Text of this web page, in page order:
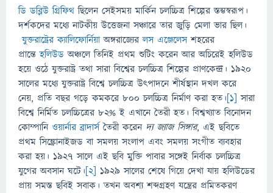
ডি ডব্লিউ গ্রিফিথ ছিলেন সেইসময় মার্কিন চলচ্চিত্র শিল্পের স্তম্ভস্বরূপ।
দর্শকদের মধ্যে নাটকীয় উত্তেজনা সঞ্চারে তার জুড়ি মেলা ভার ছিল।
যুক্তরাষ্ট্রের ক্যালিফোর্নিয়াঅঙ্গরাজ্যেরলস এঞ্জেলেসশহরের
প্রান্তেহলিউড অঞ্চলে তিনিই প্রথম শুটিং করেন আর অচিরেই হলিউড
হয়ে ওঠে যুক্তরাষ্ট্র তথা সারা বিশ্বের চলচ্চিত্র শিল্পের প্রাণকেন্দ্র। ১৯২০
সালের মধ্যে যুক্তরাষ্ট্র বিশ্বে চলচ্চিত্র উৎপাদনে শীর্ষস্থান দখল করে
নেয়, প্রতি বছর গড়ে কমকরে ৮০০ চলচ্চিত্র নির্মাণ করা হত।[১] সারা
বিশ্বে নির্মিত চলচ্চিত্রের ৮২% ই এখানে তৈরী হত। বিশ্বখ্যাত বিনোদন
কোম্পানি ওয়ার্নার ব্রাদার্সতৈরী করেন দ্য জ্যাজ সিঙ্গার, এই ছবিতে
প্রথম সিঙ্ক্রোনাইজড বা সমলয় সংলাপ এবং সমলয় সংগীত ব্যবহার
করা হয়। ১৯২৭ সালে এই ছবি মুক্তি পাবার সঙ্গেই নির্বাক চলচ্চিত্র
যুগের অবসান ঘটে।[২] ১৯২৯ সালের শেষে গিয়ে দেখা যায় হলিউডের
প্রায় সমস্ত ছবিই সবাক। তখন অবশ্য শব্দগ্রহণ যন্ত্রের প্রমিতকরণ